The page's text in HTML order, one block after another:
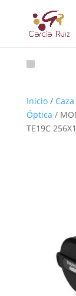
Inicio/ Caza
Óptica /
TE19C